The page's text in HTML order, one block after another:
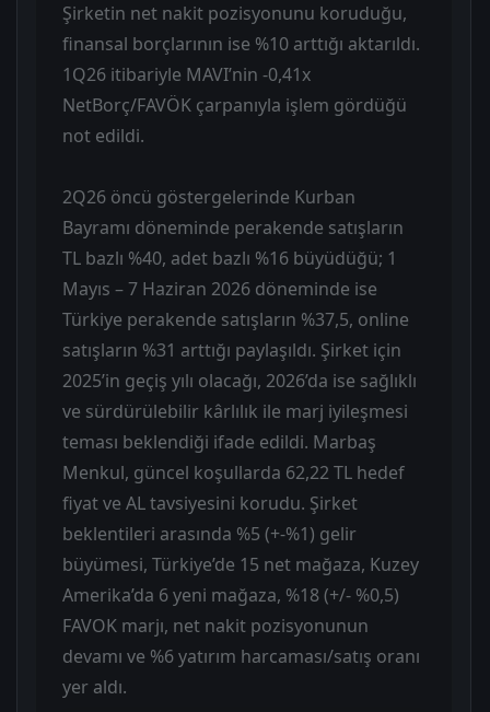
Şirketin net nakit pozisyonunu koruduğu,
finansal borçlarının ise %10 arttığı aktarıldı.
1Q26 itibariyle MAVI’nin -0,41x
NetBorç/FAVÖK çarpanıyla işlem gördüğü
not edildi.
2Q26 öncü göstergelerinde Kurban
Bayramı döneminde perakende satışların
TL bazlı %40, adet bazlı %16 büyüdüğü; 1
Mayıs – 7 Haziran 2026 döneminde ise
Türkiye perakende satışların %37,5, online
satışların %31 arttığı paylaşıldı. Şirket için
2025’in geçiş yılı olacağı, 2026’da ise sağlıklı
ve sürdürülebilir kârlılık ile marj iyileşmesi
teması beklendiği ifade edildi. Marbaş
Menkul, güncel koşullarda 62,22 TL hedef
fiyat ve AL tavsiyesini korudu. Şirket
beklentileri arasında %5 (+-%1) gelir
büyümesi, Türkiye’de 15 net mağaza, Kuzey
Amerika’da 6 yeni mağaza, %18 (+/- %0,5)
FAVOK marjı, net nakit pozisyonunun
devamı ve %6 yatırım harcaması/satış oranı
yer aldı.